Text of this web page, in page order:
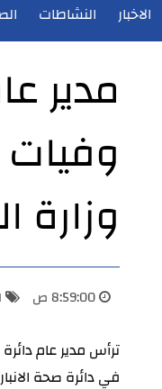
الاخبار النشاطات
مدير
وزارة
8:59:00 ص